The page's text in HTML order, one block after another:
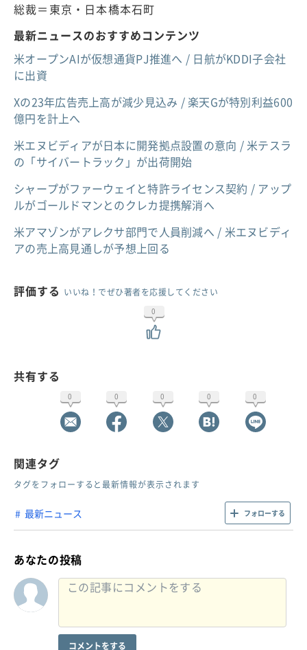
総裁＝東京・日本橋本石町
最新ニュースのおすすめコンテンツ
米オープンAIが仮想通貨PJ推進へ / 日航がKDDI子会社
に出資
Xの23年広告売上高が減少見込み / 楽天Gが特別利益600
億円を計上へ
米エヌビディアが日本に開発拠点設置の意向 / 米テスラ
の「サイバートラック」が出荷開始
シャープがファーウェイと特許ライセンス契約 / アップ
ルがゴールドマンとのクレカ提携解消へ
米アマゾンがアレクサ部門で人員削減へ / 米エヌビディ
アの売上高見通しが予想上回る
評価する いいね！でぜひ著者を応援してください
0
共有する
0 0 0 0 0
関連タグ
タグをフォローすると最新情報が表示されます
最新ニュース フォローする
あなたの投稿
コメントをする